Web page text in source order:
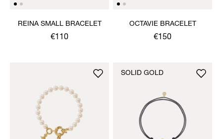
REINA SMALL BRACELET
€110
OCTAVIE BRACELET
€150
SOLID GOLD